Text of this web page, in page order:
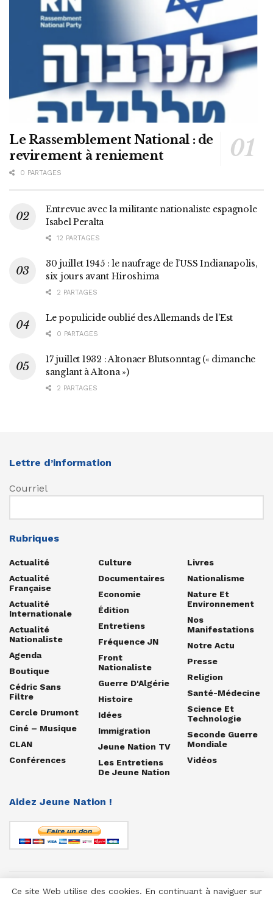
Le Rassemblement National : de
revirement à reniement
0 PARTAGES
Entrevue avec la militante nationaliste espagnole
Isabel Peralta
12 PARTAGES
30 juillet 1945 : le naufrage de l’USS Indianapolis,
six jours avant Hiroshima
2 PARTAGES
Le populicide oublié des Allemands de l’Est
0 PARTAGES
17 juillet 1932 : Altonaer Blutsonntag (« dimanche
sanglant à Altona »)
2 PARTAGES
Lettre d’information
Courriel
Rubriques
Actualité
Actualité
Française
Actualité
Internationale
Actualité
Nationaliste
Agenda
Boutique
Cédric Sans
Filtre
Cercle Drumont
Ciné – Musique
CLAN
Conférences
Culture
Documentaires
Economie
Édition
Entretiens
Fréquence JN
Front
Nationaliste
Guerre D'Algérie
Histoire
Idées
Immigration
Jeune Nation TV
Les Entretiens
De Jeune Nation
Livres
Nationalisme
Nature Et
Environnement
Nos
Manifestations
Notre Actu
Presse
Religion
Santé-Médecine
Science Et
Technologie
Seconde Guerre
Mondiale
Vidéos
Aidez Jeune Nation !
Ce site Web utilise des cookies. En continuant à naviguer sur